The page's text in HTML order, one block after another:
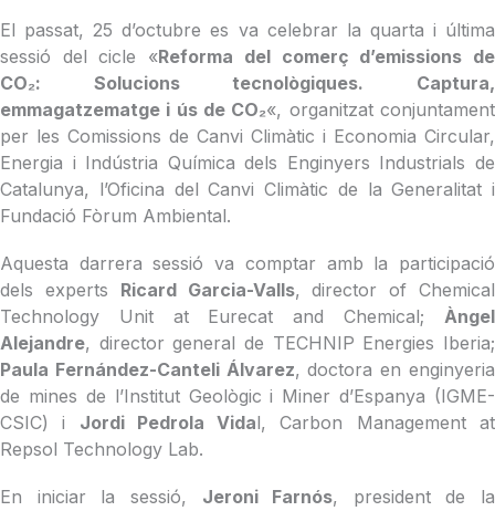
El passat, 25 d’octubre es va celebrar la quarta i última
sessió del cicle «Reforma del comerç d’emissions de
CO₂: Solucions tecnològiques. Captura,
emmagatzematge i ús de CO₂«, organitzat conjuntament
per les Comissions de Canvi Climàtic i Economia Circular,
Energia i Indústria Química dels Enginyers Industrials de
Catalunya, l’Oficina del Canvi Climàtic de la Generalitat i
Fundació Fòrum Ambiental.
Aquesta darrera sessió va comptar amb la participació
dels experts Ricard Garcia-Valls, director of Chemical
Technology Unit at Eurecat and Chemical; Àngel
Alejandre, director general de TECHNIP Energies Iberia;
Paula Fernández-Canteli Álvarez, doctora en enginyeria
de mines de l’Institut Geològic i Miner d’Espanya (IGME-
CSIC) i Jordi Pedrola Vidal, Carbon Management at
Repsol Technology Lab.
En iniciar la sessió, Jeroni Farnós, president de la